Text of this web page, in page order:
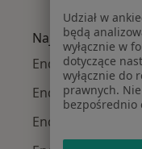
Endokrynolodzy
Endokrynolodzy
Endokrynolodzy z
Udział w
będą
wyłącznie w
dotyczące
wyłącznie do
prawnych.
bezpośrednio